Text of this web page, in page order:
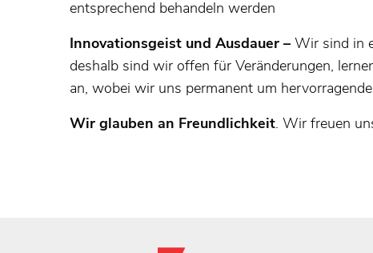
entsprechend behandeln werden
Innovationsgeist und Ausdauer – Wir sind in
deshalb sind wir offen für Veränderungen,
an, wobei wir uns permanent um
Wir glauben an Freundlichkeit. Wir freuen